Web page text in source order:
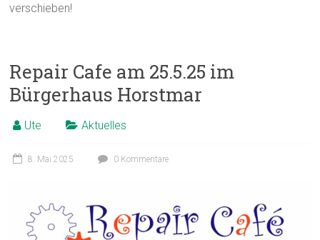
verschieben!
Repair Cafe am 25.5.25 im
Bürgerhaus Horstmar
Ute Aktuelles
8. Mai 2025 0 Kommentare